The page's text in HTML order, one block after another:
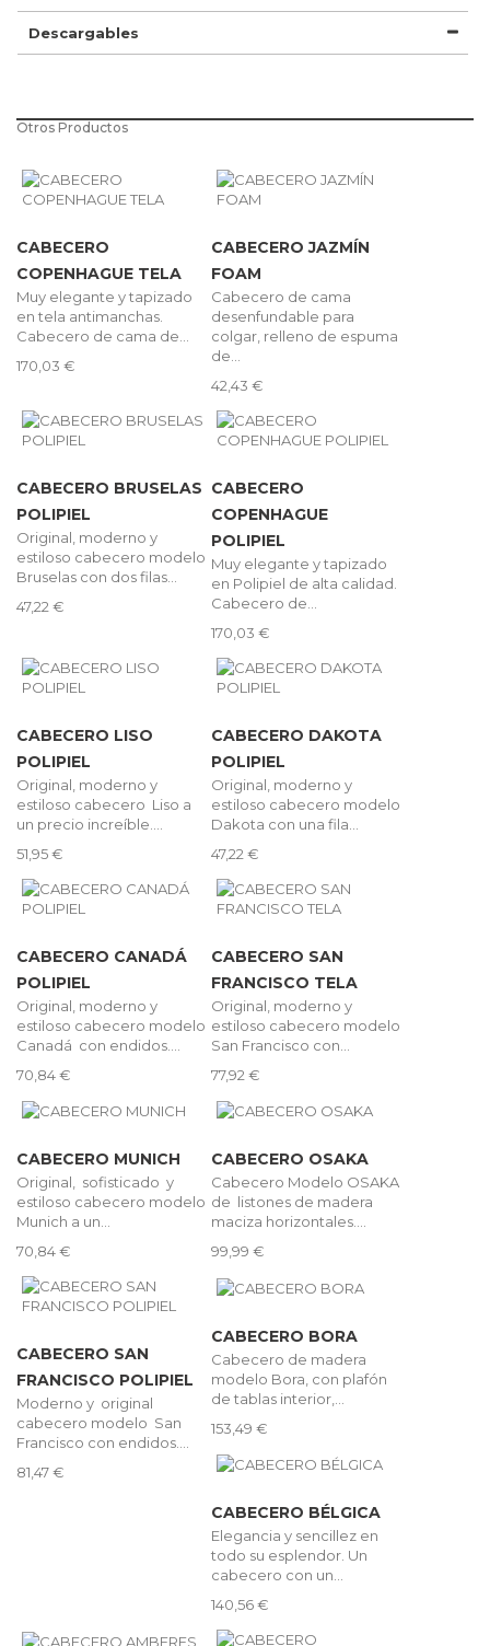
Descargables
Otros Productos
CABECERO
COPENHAGUE TELA
Muy elegante y tapizado
en tela antimanchas.
Cabecero de cama de...
170,03 €
CABECERO JAZMÍN
FOAM
Cabecero de cama
desenfundable para
colgar, relleno de espuma
de...
42,43 €
CABECERO BRUSELAS
POLIPIEL
Original, moderno y
estiloso cabecero modelo
Bruselas con dos filas...
47,22 €
CABECERO
COPENHAGUE
POLIPIEL
Muy elegante y tapizado
en Polipiel de alta calidad.
Cabecero de...
170,03 €
CABECERO LISO
POLIPIEL
Original, moderno y
estiloso cabecero Liso a
un precio increíble....
51,95 €
CABECERO DAKOTA
POLIPIEL
Original, moderno y
estiloso cabecero modelo
Dakota con una fila...
47,22 €
CABECERO CANADÁ
POLIPIEL
Original, moderno y
estiloso cabecero modelo
Canadá con endidos....
70,84 €
CABECERO SAN
FRANCISCO TELA
Original, moderno y
estiloso cabecero modelo
San Francisco con...
77,92 €
CABECERO MUNICH
Original, sofisticado y
estiloso cabecero modelo
Munich a un...
70,84 €
CABECERO OSAKA
Cabecero Modelo OSAKA
de listones de madera
maciza horizontales....
99,99 €
CABECERO SAN
FRANCISCO POLIPIEL
Moderno y original
cabecero modelo San
Francisco con endidos....
81,47 €
CABECERO BORA
Cabecero de madera
modelo Bora, con plafón
de tablas interior,...
153,49 €
CABECERO BÉLGICA
Elegancia y sencillez en
todo su esplendor. Un
cabecero con un...
140,56 €